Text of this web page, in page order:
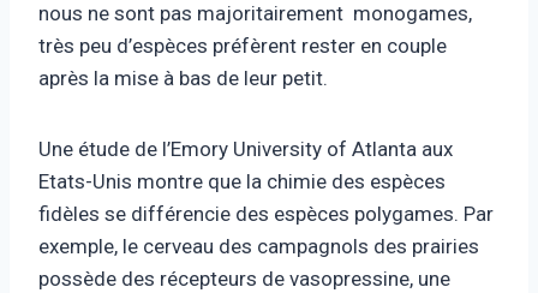
nous ne sont pas majoritairement monogames,
très peu d’espèces préfèrent rester en couple
après la mise à bas de leur petit.
Une étude de l’Emory University of Atlanta aux
Etats-Unis montre que la chimie des espèces
fidèles se différencie des espèces polygames. Par
exemple, le cerveau des campagnols des prairies
possède des récepteurs de vasopressine, une